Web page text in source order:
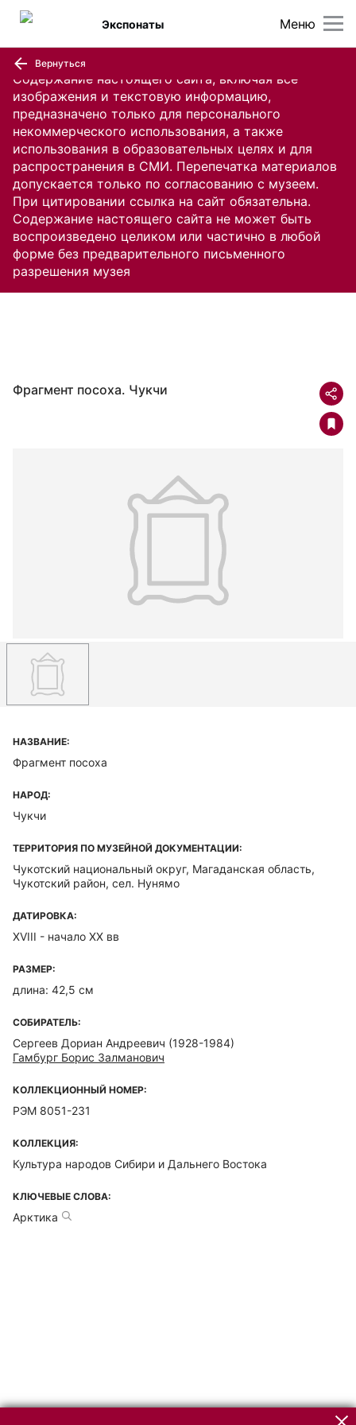
Содержание настоящего сайта, включая все
изображения и текстовую информацию,
предназначено только для персонального
некоммерческого использования, а также
использования в образовательных целях и для
распространения в СМИ. Перепечатка материалов
допускается только по согласованию с музеем.
При цитировании ссылка на сайт обязательна.
Содержание настоящего сайта не может быть
воспроизведено целиком или частично в любой
форме без предварительного письменного
разрешения музея
Меню
Экспонаты
Вернуться
Фрагмент посоха. Чукчи
НАЗВАНИЕ:
Фрагмент посоха
НАРОД:
Чукчи
ТЕРРИТОРИЯ ПО МУЗЕЙНОЙ ДОКУМЕНТАЦИИ:
Чукотский национальный округ, Магаданская область,
Чукотский район, сел. Нунямо
ДАТИРОВКА:
XVIII - начало XX вв
РАЗМЕР:
длина: 42,5 см
СОБИРАТЕЛЬ:
Сергеев Дориан Андреевич (1928-1984)
Гамбург Борис Залманович
КОЛЛЕКЦИОННЫЙ НОМЕР:
РЭМ 8051-231
КОЛЛЕКЦИЯ:
Культура народов Сибири и Дальнего Востока
КЛЮЧЕВЫЕ СЛОВА:
Арктика